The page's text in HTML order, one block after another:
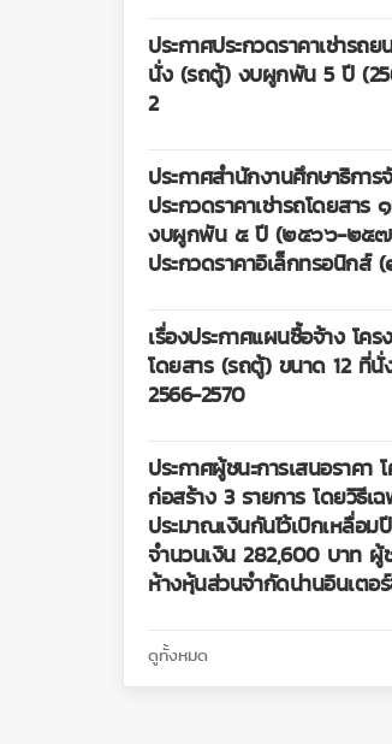
ประกาศประกวดราคาเช่ารถ
นั่ง (รถตู้) งบผูกพัน 5 ปี
2
ประกาศสำนักงานศึกษาธิการ
ประกวดราคาเช่ารถโดยสา
งบผูกพัน ๕ ปี (๒๕๖๖-๒๕๗
ประกวดราคาอิเล็กทรอนิกส์
เรื่องประกาศแผนซื้อจ้าง โคร
โดยสาร (รถตู้) ขนาด 12 ที่
2566-2570
ประกาศผู้ชนะการเสนอราคา
ก่อสร้าง 3 รายการ โดยวิธีเฉ
ประมาณเงินกันไว้เบิกเหลื่อม
จำนวนเงิน 282,600 บาท ผู้
ห้างหุ้นส่วนจำกัดน่านอินเตอ
ดูทั้งหมด